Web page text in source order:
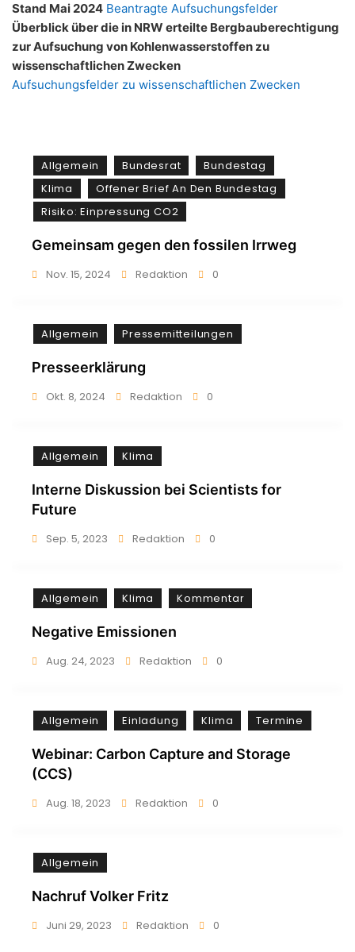
Stand Mai 2024 Beantragte Aufsuchungsfelder
Überblick über die in NRW erteilte Bergbauberechtigung
zur Aufsuchung von Kohlenwasserstoffen zu
wissenschaftlichen Zwecken
Aufsuchungsfelder zu wissenschaftlichen Zwecken
Allgemein Bundesrat
Bundestag
Klima
Offener Brief An Den Bundestag
Risiko: Einpressung CO2
Gemeinsam gegen den fossilen Irrweg
Nov. 15, 2024 Redaktion 0
Allgemein Pressemitteilungen
Presseerklärung
Okt. 8, 2024 Redaktion 0
Allgemein Klima
Interne Diskussion bei Scientists for
Future
Sep. 5, 2023 Redaktion 0
Allgemein Klima Kommentar
Negative Emissionen
Aug. 24, 2023 Redaktion 0
Allgemein Einladung Klima Termine
Webinar: Carbon Capture and Storage
(CCS)
Aug. 18, 2023 Redaktion 0
Allgemein
Nachruf Volker Fritz
Juni 29, 2023 Redaktion 0